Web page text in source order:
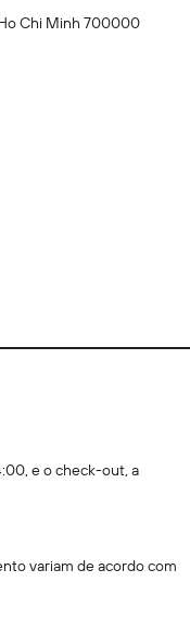
Chi Minh 700000
e o check-out, a
variam de acordo com